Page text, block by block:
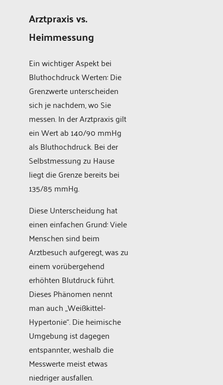
Arztpraxis vs.
Heimmessung
Ein wichtiger Aspekt bei
Bluthochdruck Werten: Die
Grenzwerte unterscheiden
sich je nachdem, wo Sie
messen. In der Arztpraxis gilt
ein Wert ab 140/90 mmHg
als Bluthochdruck. Bei der
Selbstmessung zu Hause
liegt die Grenze bereits bei
135/85 mmHg.
Diese Unterscheidung hat
einen einfachen Grund: Viele
Menschen sind beim
Arztbesuch aufgeregt, was zu
einem vorübergehend
erhöhten Blutdruck führt.
Dieses Phänomen nennt
man auch „Weißkittel-
Hypertonie“. Die heimische
Umgebung ist dagegen
entspannter, weshalb die
Messwerte meist etwas
niedriger ausfallen.